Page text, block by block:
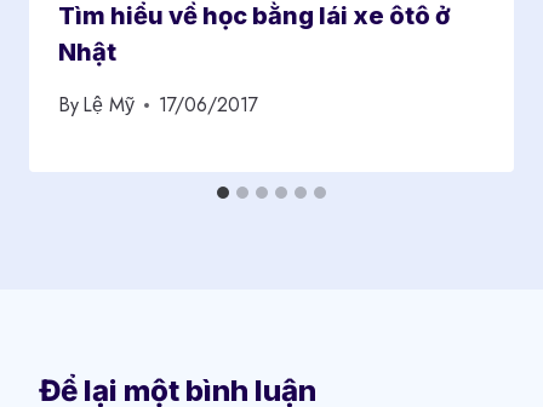
Tìm hiểu về học bằng lái xe ôtô ở
Nhật
ByLệ Mỹ 17/06/2017
Để lại một bình luận